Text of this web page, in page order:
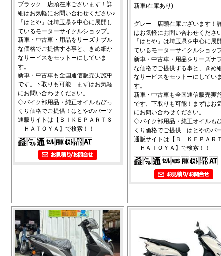
ブラック 店頭在庫ございます！詳
細はお気軽にお問い合わせください♪
「はとや」は埼玉県を中心に展開し
ているモーターサイクルショップ。
新車・中古車・用品をリーズナブル
な価格でご提供する事と、きめ細か
なサービスをモットーにしていま
す。
新車・中古車も全国通信販売実施中
です。下取りも可能！まずはお気軽
にお問い合わせください。
◇バイク部用品・純正オイルもびっ
くり価格でご提供！はとやのパーツ
通販サイトは【ＢＩＫＥＰＡＲＴＳ
－ＨＡＴＯＹＡ】で検索！！
新車(在庫あり) ―
―
グレー 店頭在庫ございます！
はお気軽にお問い合わせくださ
「はとや」は埼玉県を中心に展
ているモーターサイクルショッ
新車・中古車・用品をリーズナ
な価格でご提供する事と、きめ
なサービスをモットーにしてい
す。
新車・中古車も全国通信販売実
です。下取りも可能！まずはお
にお問い合わせください。
◇バイク部用品・純正オイルも
くり価格でご提供！はとやのパ
通販サイトは【ＢＩＫＥＰＡＲ
－ＨＡＴＯＹＡ】で検索！！